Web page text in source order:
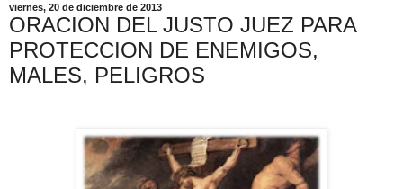
viernes, 20 de diciembre de 2013
ORACION DEL JUSTO JUEZ PARA
PROTECCION DE ENEMIGOS,
MALES, PELIGROS